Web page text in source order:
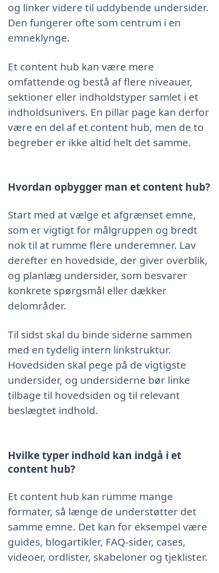
og linker videre til uddybende undersider.
Den fungerer ofte som centrum i en
emneklynge.
Et content hub kan være mere
omfattende og bestå af flere niveauer,
sektioner eller indholdstyper samlet i et
indholdsunivers. En pillar page kan derfor
være en del af et content hub, men de to
begreber er ikke altid helt det samme.
Hvordan opbygger man et content hub?
Start med at vælge et afgrænset emne,
som er vigtigt for målgruppen og bredt
nok til at rumme flere underemner. Lav
derefter en hovedside, der giver overblik,
og planlæg undersider, som besvarer
konkrete spørgsmål eller dækker
delområder.
Til sidst skal du binde siderne sammen
med en tydelig intern linkstruktur.
Hovedsiden skal pege på de vigtigste
undersider, og undersiderne bør linke
tilbage til hovedsiden og til relevant
beslægtet indhold.
Hvilke typer indhold kan indgå i et
content hub?
Et content hub kan rumme mange
formater, så længe de understøtter det
samme emne. Det kan for eksempel være
guides, blogartikler, FAQ-sider, cases,
videoer, ordlister, skabeloner og tjeklister.